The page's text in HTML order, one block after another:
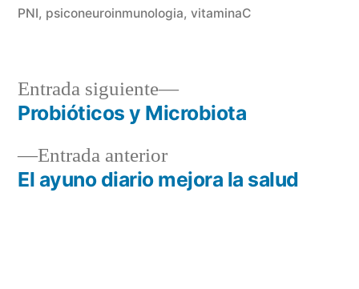
PNI, psiconeuroinmunologia, vitaminaC
Navegación
de
entradas
Entrada anteriorEntrada
anterior:
El ayuno diario mejora la salud
Entrada siguiente
Entrada
siguiente:
Probióticos y Microbiota